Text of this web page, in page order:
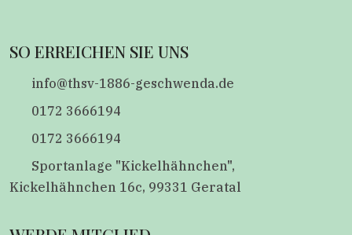
SO ERREICHEN SIE UNS
info@thsv-1886-geschwenda.de
0172 3666194
0172 3666194
Sportanlage "Kickelhähnchen",
Kickelhähnchen 16c, 99331 Geratal